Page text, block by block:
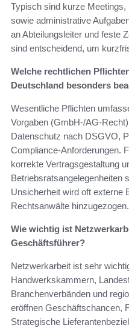
Typisch sind kurze Meetings,
sowie administrative
an Abteilungsleiter und feste
sind entscheidend, um
Welche rechtlichen
Deutschland besonders
Wesentliche Pflichten
Vorgaben (GmbH-/AG-
Datenschutz nach DSGVO,
Compliance-Anforderungen.
korrekte Vertragsgestaltung
Betriebsratsangelegenheiten
Unsicherheit wird oft externe
Rechtsanwälte hinzugezogen.
Wie wichtig ist
Geschäftsführer?
Netzwerkarbeit ist sehr
Handwerkskammern,
Branchenverbänden und
eröffnen Geschäftschancen,
Strategische